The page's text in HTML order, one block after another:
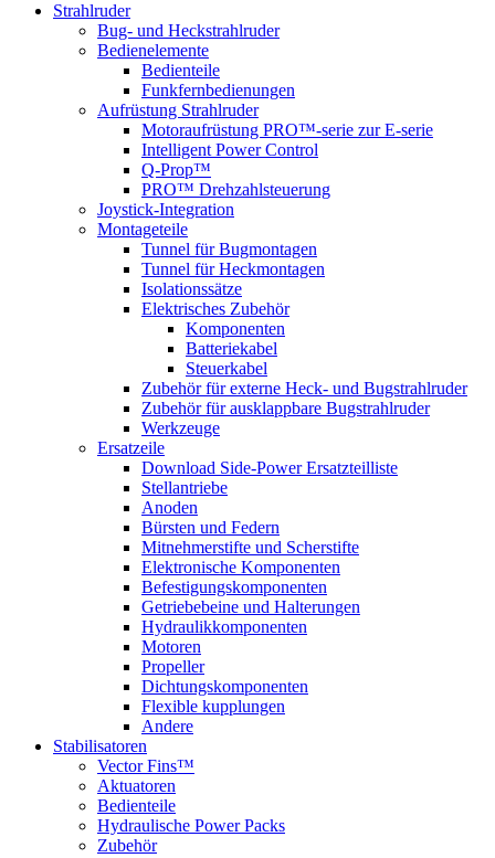
Strahlruder
Bug- und Heckstrahlruder
Bedienelemente
Bedienteile
Funkfernbedienungen
Aufrüstung Strahlruder
Motoraufrüstung PRO™-serie zur E-serie
Intelligent Power Control
Q-Prop™
PRO™ Drehzahlsteuerung
Joystick-Integration
Montageteile
Tunnel für Bugmontagen
Tunnel für Heckmontagen
Isolationssätze
Elektrisches Zubehör
Komponenten
Batteriekabel
Steuerkabel
Zubehör für externe Heck- und Bugstrahlruder
Zubehör für ausklappbare Bugstrahlruder
Werkzeuge
Ersatzeile
Download Side-Power Ersatzteilliste
Stellantriebe
Anoden
Bürsten und Federn
Mitnehmerstifte und Scherstifte
Elektronische Komponenten
Befestigungskomponenten
Getriebebeine und Halterungen
Hydraulikkomponenten
Motoren
Propeller
Dichtungskomponenten
Flexible kupplungen
Andere
Stabilisatoren
Vector Fins™
Aktuatoren
Bedienteile
Hydraulische Power Packs
Zubehör